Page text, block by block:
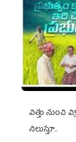
విత్తు నుంచి
నిలుస్తూ..